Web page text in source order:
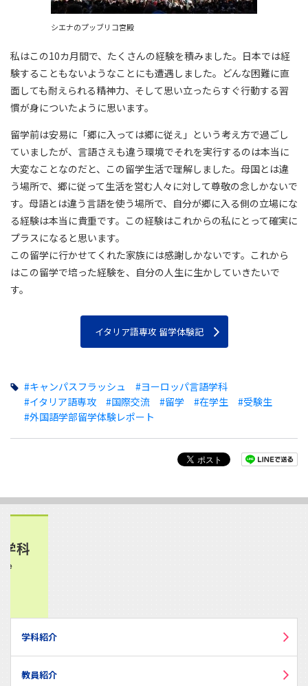
シエナのプッブリコ宮殿
私はこの10カ月間で、たくさんの経験を積みました。日本では経
験することもないようなことにも遭遇しました。どんな困難に直
面しても耐えられる精神力、そして思い立ったらすぐ行動する習
慣が身についたように思います。
留学前は安易に「郷に入っては郷に従え」という考え方で過ごし
ていましたが、言語さえも違う環境でそれを実行するのは本当に
大変なことなのだと、この留学生活で理解しました。母国とは違
う場所で、郷に従って生活を営む人々に対して尊敬の念しかないで
す。母語とは違う言語を使う場所で、自分が郷に入る側の立場にな
る経験は本当に貴重です。この経験はこれからの私にとって確実に
プラスになると思います。
この留学に行かせてくれた家族には感謝しかないです。これから
はこの留学で培った経験を、自分の人生に生かしていきたいで
す。
イタリア語専攻 留学体験記
#キャンパスフラッシュ
#ヨーロッパ言語学科
#イタリア語専攻
#国際交流 #留学 #在学生
#受験生
#外国語学部留学体験レポート
学科紹介
教員紹介